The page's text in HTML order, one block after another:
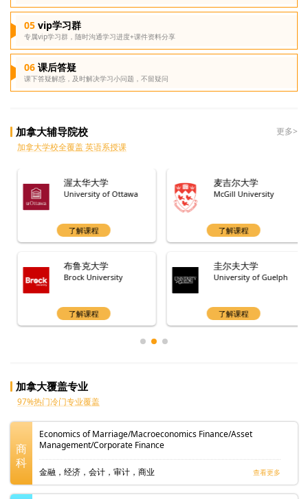
vip学习群
专属vip学习群，随时沟通学习进度+课件资料分享
课后答疑
课下答疑解惑，及时解决学习小问题，不留疑问
加拿大辅导院校
更多>
加拿大学校全覆盖 英语系授课
渥太华大学
University of Ottawa
了解课程
麦吉尔大学
McGill University
了解课程
布鲁克大学
Brock University
了解课程
圭尔夫大学
University of Guelph
了解课程
加拿大覆盖专业
97%热门冷门专业覆盖
商
科
Economics of Marriage/Macroeconomics Finance/Asset
Management/Corporate Finance
金融，经济，会计，审计，商业 查看更多